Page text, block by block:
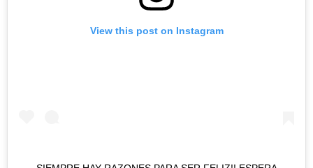
View this post on Instagram